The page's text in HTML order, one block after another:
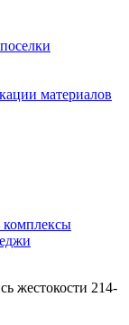
материалов
жестокости 214-